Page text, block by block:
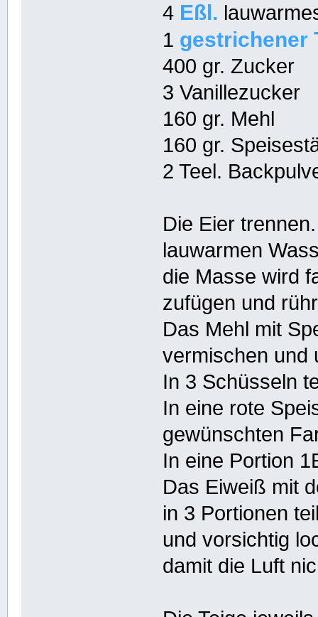
4 Eßl.
1 gestrichener
400 gr. Zucker
3 Vanillezucker
160 gr. Mehl
160 gr.
2 Teel.
Die Eier
lauwarmen
die Masse wird
zufügen und
Das Mehl mit
vermischen und
In 3 Schüsseln
In eine rote
gewünschten
In eine Portion
Das Eiweiß mit
in 3 Portionen
und vorsichtig
damit die Luft